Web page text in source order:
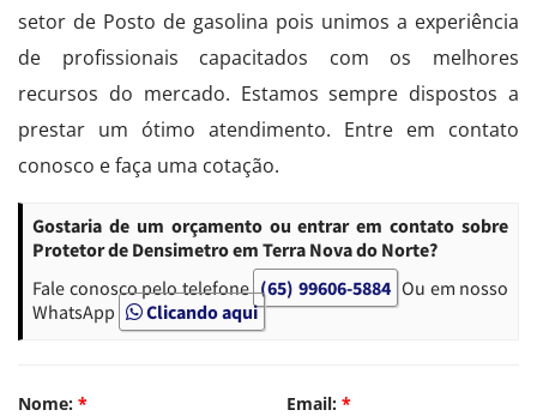
setor de Posto de gasolina pois unimos a experiência
de profissionais capacitados com os melhores
recursos do mercado. Estamos sempre dispostos a
prestar um ótimo atendimento. Entre em contato
conosco e faça uma cotação.
Gostaria de um orçamento ou entrar em contato sobre
Protetor de Densimetro em Terra Nova do Norte?
Fale conosco pelo telefone (65) 99606-5884 Ou em nosso
WhatsApp
Clicando aqui
Nome: * Email: *